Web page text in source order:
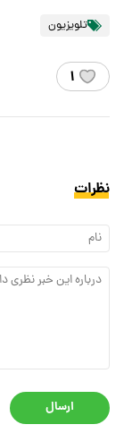
تلویزیون
۱
نظرات
ارسال